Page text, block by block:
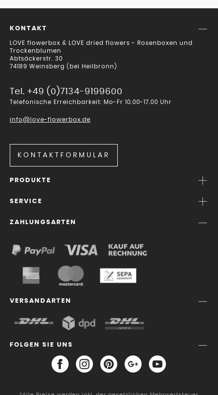
KONTAKT
LOVE flowerbox & LOVE dried flowers - Rosenboxen und
Trockenblumen
Abtsäckerstr. 30
74189 Weinsberg (bei Heilbronn)
Tel. +49 (0)7134-9199600
Telefonische Erreichbarkeit: Mo-Fr 10.00-17.00 Uhr
info@love-flowerbox.de
KONTAKTFORMULAR
PRODUKTE
SERVICE
ZAHLUNGSARTEN
VERSANDARTEN
FOLGEN SIE UNS